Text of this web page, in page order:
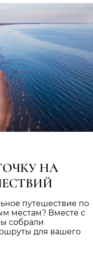
НА
путешествие по
местам? Вместе с
собрали
для вашего